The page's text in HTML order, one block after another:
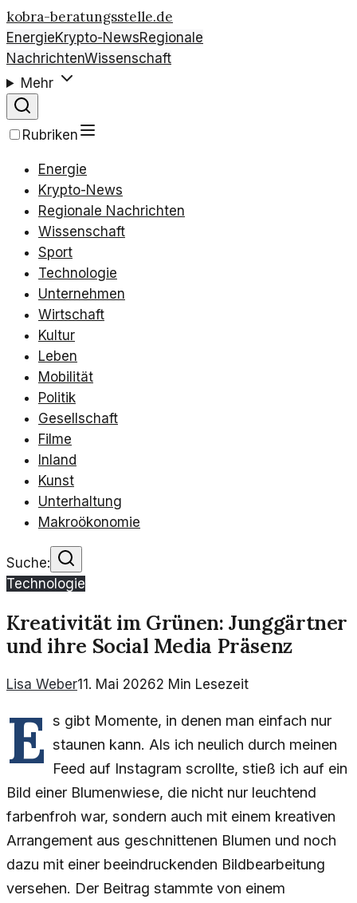
kobra-beratungsstelle.de
EnergieKrypto-NewsRegionale
NachrichtenWissenschaft
Mehr
Rubriken
Energie
Krypto-News
Regionale Nachrichten
Wissenschaft
Sport
Technologie
Unternehmen
Wirtschaft
Kultur
Leben
Mobilität
Politik
Gesellschaft
Filme
Inland
Kunst
Unterhaltung
Makroökonomie
Suche:
Technologie
Kreativität im Grünen: Junggärtner
und ihre Social Media Präsenz
Lisa Weber11. Mai 20262 Min Lesezeit
E s gibt Momente, in denen man einfach nur
staunen kann. Als ich neulich durch meinen
Feed auf Instagram scrollte, stieß ich auf ein
Bild einer Blumenwiese, die nicht nur leuchtend
farbenfroh war, sondern auch mit einem kreativen
Arrangement aus geschnittenen Blumen und noch
dazu mit einer beeindruckenden Bildbearbeitung
versehen. Der Beitrag stammte von einem